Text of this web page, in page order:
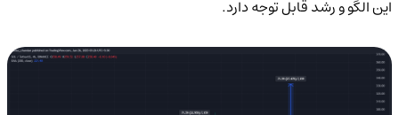
این الگو و رشد قابل توجه دارد.